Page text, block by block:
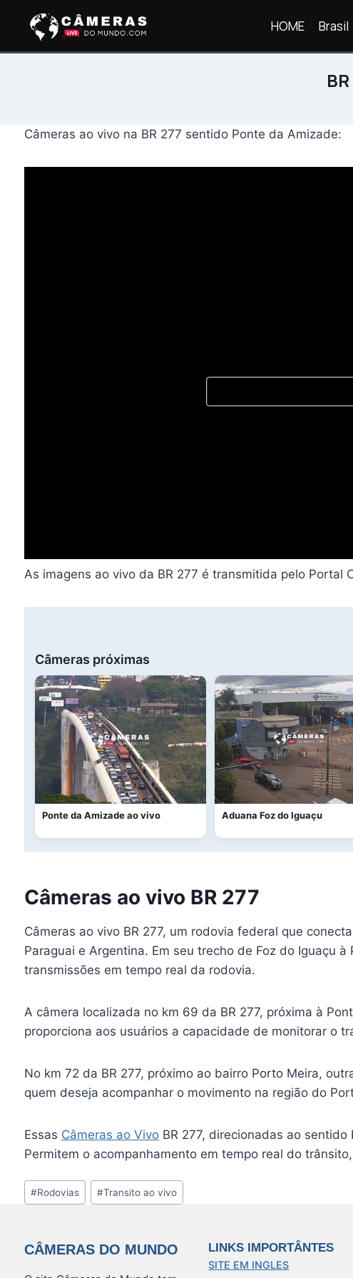
HOME Brasil
Câmeras ao vivo na BR 277 sentido Ponte da Amizade:
As imagens ao vivo da BR 277 é transmitida pelo
Câmeras próximas
Ponte da Amizade ao vivo Aduana Foz do Iguaçu
Câmeras ao vivo BR 277
Câmeras ao vivo BR 277, um rodovia federal que
Paraguai e Argentina. Em seu trecho de Foz do Iguaçu
transmissões em tempo real da rodovia.
A câmera localizada no km 69 da BR 277, próxima à
proporciona aos usuários a capacidade de monitorar o
No km 72 da BR 277, próximo ao bairro Porto Meira,
quem deseja acompanhar o movimento na região do
Essas Câmeras ao Vivo BR 277, direcionadas ao
Permitem o acompanhamento em tempo real do
Tags
do
#Rodovias #Transito ao vivo
CÂMERAS DO MUNDO LINKS IMPORTÂNTES
SITE EM INGLES